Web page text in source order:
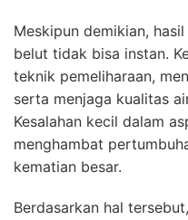
Meskipun demikian,
belut tidak bisa instan.
teknik pemeliharaan,
serta menjaga kualitas
Kesalahan kecil dalam
menghambat
kematian besar.
Berdasarkan hal